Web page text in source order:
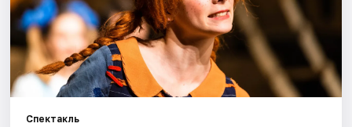
Экскурсии
Спорт
События
Спектакль